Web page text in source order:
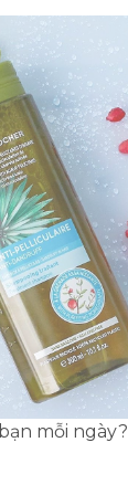
mỗi ngày?